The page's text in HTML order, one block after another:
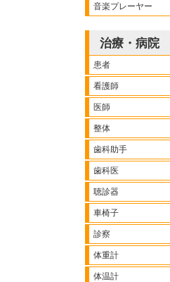
音楽プレーヤー
治療・病院
患者
看護師
医師
整体
歯科助手
歯科医
聴診器
車椅子
診察
体重計
体温計